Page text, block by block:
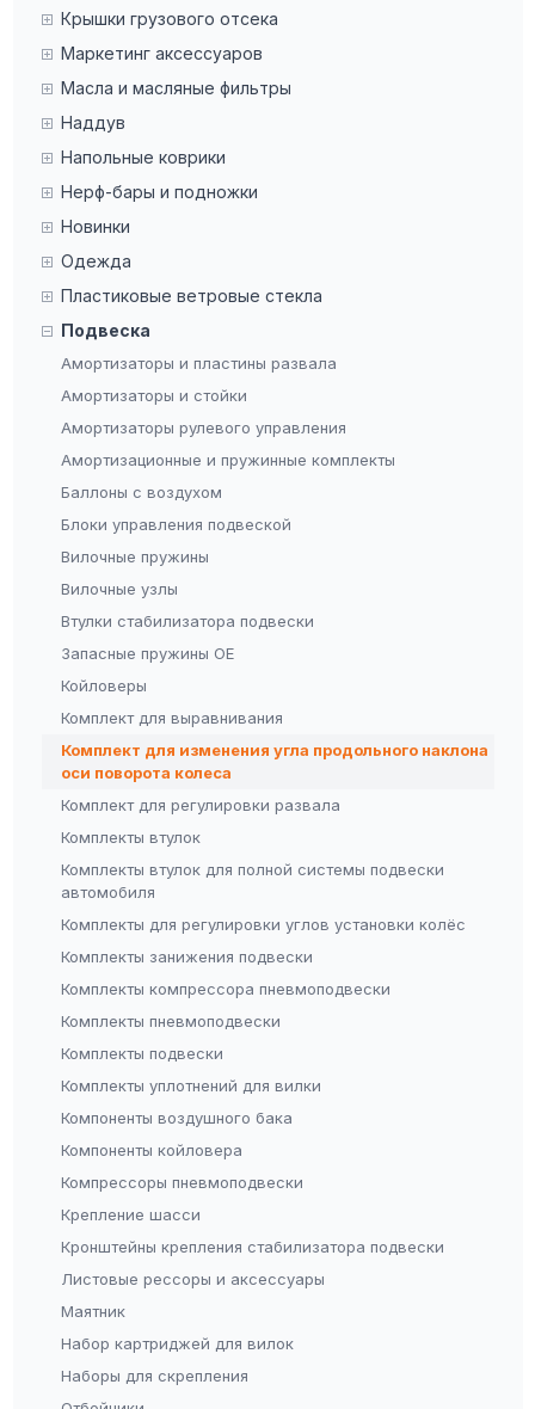
Крышки грузового отсека
Маркетинг аксессуаров
Масла и масляные фильтры
Наддув
Напольные коврики
Нерф-бары и подножки
Новинки
Одежда
Пластиковые ветровые стекла
Подвеска
Амортизаторы и пластины развала
Амортизаторы и стойки
Амортизаторы рулевого управления
Амортизационные и пружинные комплекты
Баллоны с воздухом
Блоки управления подвеской
Вилочные пружины
Вилочные узлы
Втулки стабилизатора подвески
Запасные пружины OE
Койловеры
Комплект для выравнивания
Комплект для изменения угла продольного наклона
оси поворота колеса
Комплект для регулировки развала
Комплекты втулок
Комплекты втулок для полной системы подвески
автомобиля
Комплекты для регулировки углов установки колёс
Комплекты занижения подвески
Комплекты компрессора пневмоподвески
Комплекты пневмоподвески
Комплекты подвески
Комплекты уплотнений для вилки
Компоненты воздушного бака
Компоненты койловера
Компрессоры пневмоподвески
Крепление шасси
Кронштейны крепления стабилизатора подвески
Листовые рессоры и аксессуары
Маятник
Набор картриджей для вилок
Наборы для скрепления